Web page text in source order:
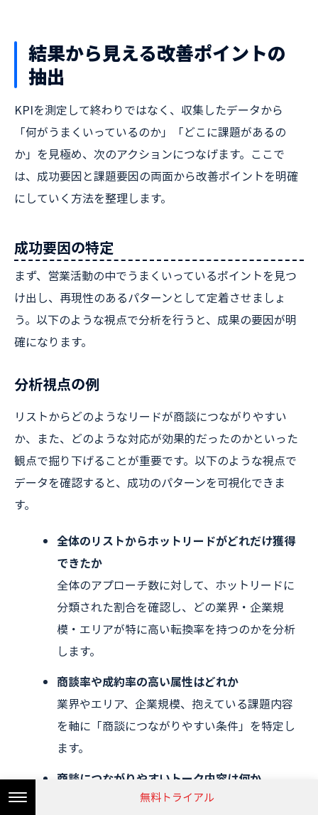
結果から見える改善ポイントの
抽出
KPIを測定して終わりではなく、収集したデータから
「何がうまくいっているのか」「どこに課題があるの
か」を見極め、次のアクションにつなげます。ここで
は、成功要因と課題要因の両面から改善ポイントを明確
にしていく方法を整理します。
成功要因の特定
まず、営業活動の中でうまくいっているポイントを見つ
け出し、再現性のあるパターンとして定着させましょ
う。以下のような視点で分析を行うと、成果の要因が明
確になります。
分析視点の例
リストからどのようなリードが商談につながりやすい
か、また、どのような対応が効果的だったのかといった
観点で掘り下げることが重要です。以下のような視点で
データを確認すると、成功のパターンを可視化できま
す。
全体のリストからホットリードがどれだけ獲得
できたか
全体のアプローチ数に対して、ホットリードに
分類された割合を確認し、どの業界・企業規
模・エリアが特に高い転換率を持つのかを分析
します。
商談率や成約率の高い属性はどれか
業界やエリア、企業規模、抱えている課題内容
を軸に「商談につながりやすい条件」を特定し
ます。
商談につながりやすいトーク内容は何か
実際に成果につながった商談で使用されたスク
無料トライアル